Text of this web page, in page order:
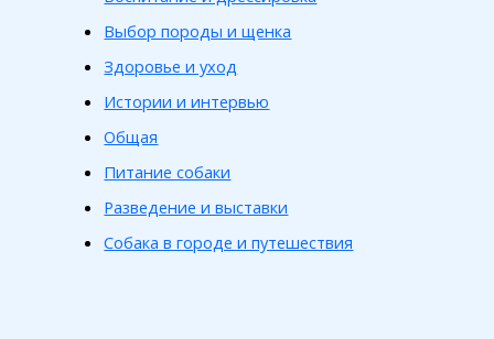
Выбор породы и щенка
Здоровье и уход
Истории и интервью
Общая
Питание собаки
Разведение и выставки
Собака в городе и путешествия